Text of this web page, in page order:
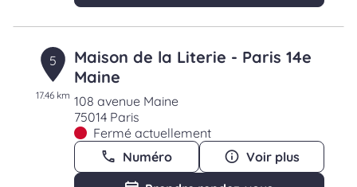
5
17.46 km
Maison de la Literie - Paris 14e
Maine
108 avenue Maine
75014 Paris
Fermé actuellement
Numéro
Voir plus